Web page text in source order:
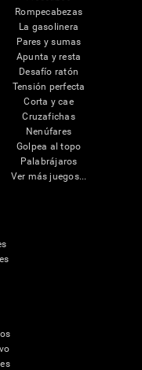
Rompecabezas
La gasolinera
Pares y sumas
Apunta y resta
Desafío ratón
Tensión perfecta
Corta y cae
Cruzafichas
Nenúfares
Golpea al topo
Palabrájaros
Ver más juegos...